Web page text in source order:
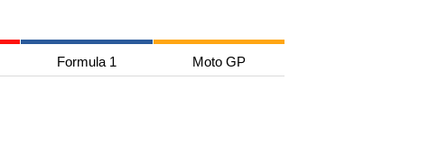
Formula 1 Moto GP